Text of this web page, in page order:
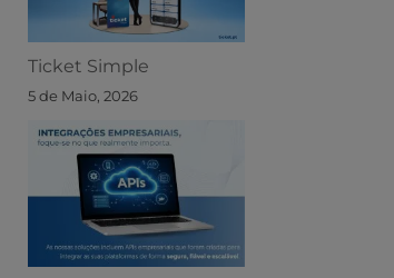
Ticket Simple
5 de Maio, 2026